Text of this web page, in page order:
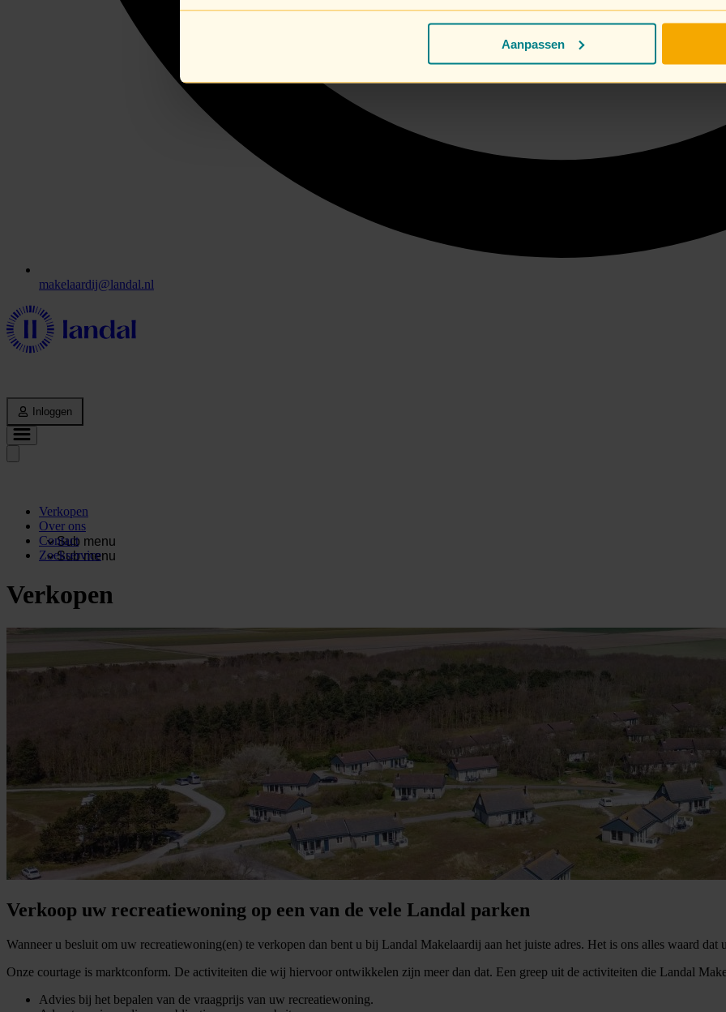
Aanpassen
makelaardij@landal.nl
Inloggen
Verkopen
Over ons
Sub menu
Contact
Sub menu
Zoekservice
Verkopen
Verkoop uw recreatiewoning op een van de vele Landal parken
Wanneer u besluit om uw recreatiewoning(en) te verkopen dan bent u bij Landal Makelaardij aan het juiste adres. Het is ons alles waard
Onze courtage is marktconform. De activiteiten die wij hiervoor ontwikkelen zijn meer dan dat. Een greep uit de activiteiten die Landal
Advies bij het bepalen van de vraagprijs van uw recreatiewoning.